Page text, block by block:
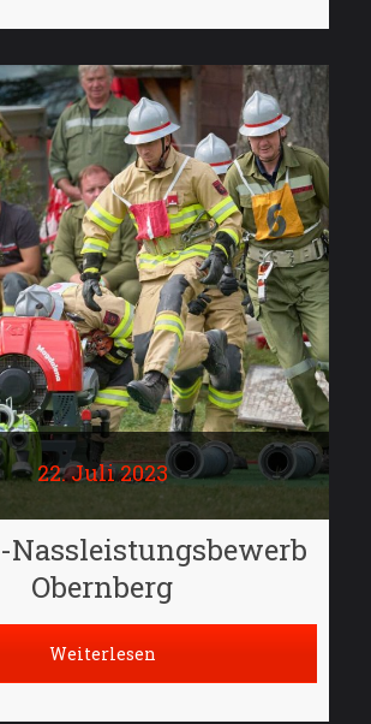
22. Juli 2023
Nassleistungsbewerb
Obernberg
Weiterlesen